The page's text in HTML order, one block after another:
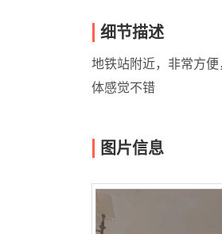
细节描述
地铁站附近，非常方
体感觉不错
图片信息